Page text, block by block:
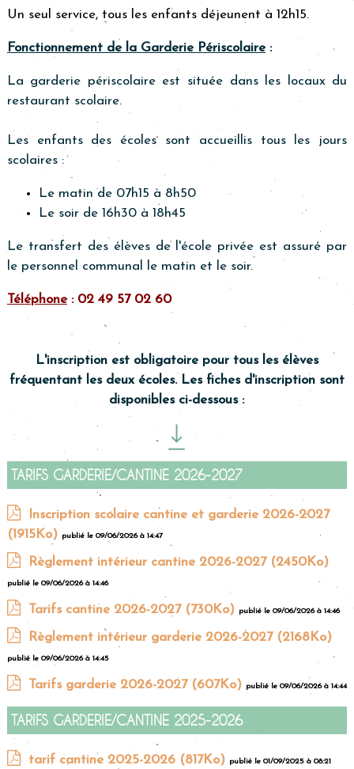
Un seul service, tous les enfants déjeunent à 12h15.
Fonctionnement de la Garderie Périscolaire:
La garderie périscolaire est située dans les locaux du
restaurant scolaire.
Les enfants des écoles sont accueillis tous les jours
scolaires :
Le matin de 07h15 à 8h50
Le soir de 16h30 à 18h45
Le transfert des élèves de l'école privée est assuré par
le personnel communal le matin et le soir.
Téléphone: 02 49 57 02 60
L'inscription est obligatoire pour tous les élèves
fréquentant les deux écoles. Les fiches d'inscription sont
disponibles ci-dessous :
TARIFS GARDERIE/CANTINE 2026-2027
Inscription scolaire cantine et garderie 2026-2027
(1915Ko) publié le 09/06/2026 à 14:47
Règlement intérieur cantine 2026-2027(2450Ko)
publié le 09/06/2026 à 14:46
Tarifs cantine 2026-2027(730Ko) publié le 09/06/2026 à 14:46
Règlement intérieur garderie 2026-2027(2168Ko)
publié le 09/06/2026 à 14:45
Tarifs garderie 2026-2027(607Ko) publié le 09/06/2026 à 14:44
TARIFS GARDERIE/CANTINE 2025-2026
tarif cantine 2025-2026(817Ko) publié le 01/09/2025 à 08:21